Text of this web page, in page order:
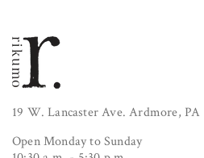
19 W. Lancaster Ave. Ardmore, PA
Open Monday to Sunday